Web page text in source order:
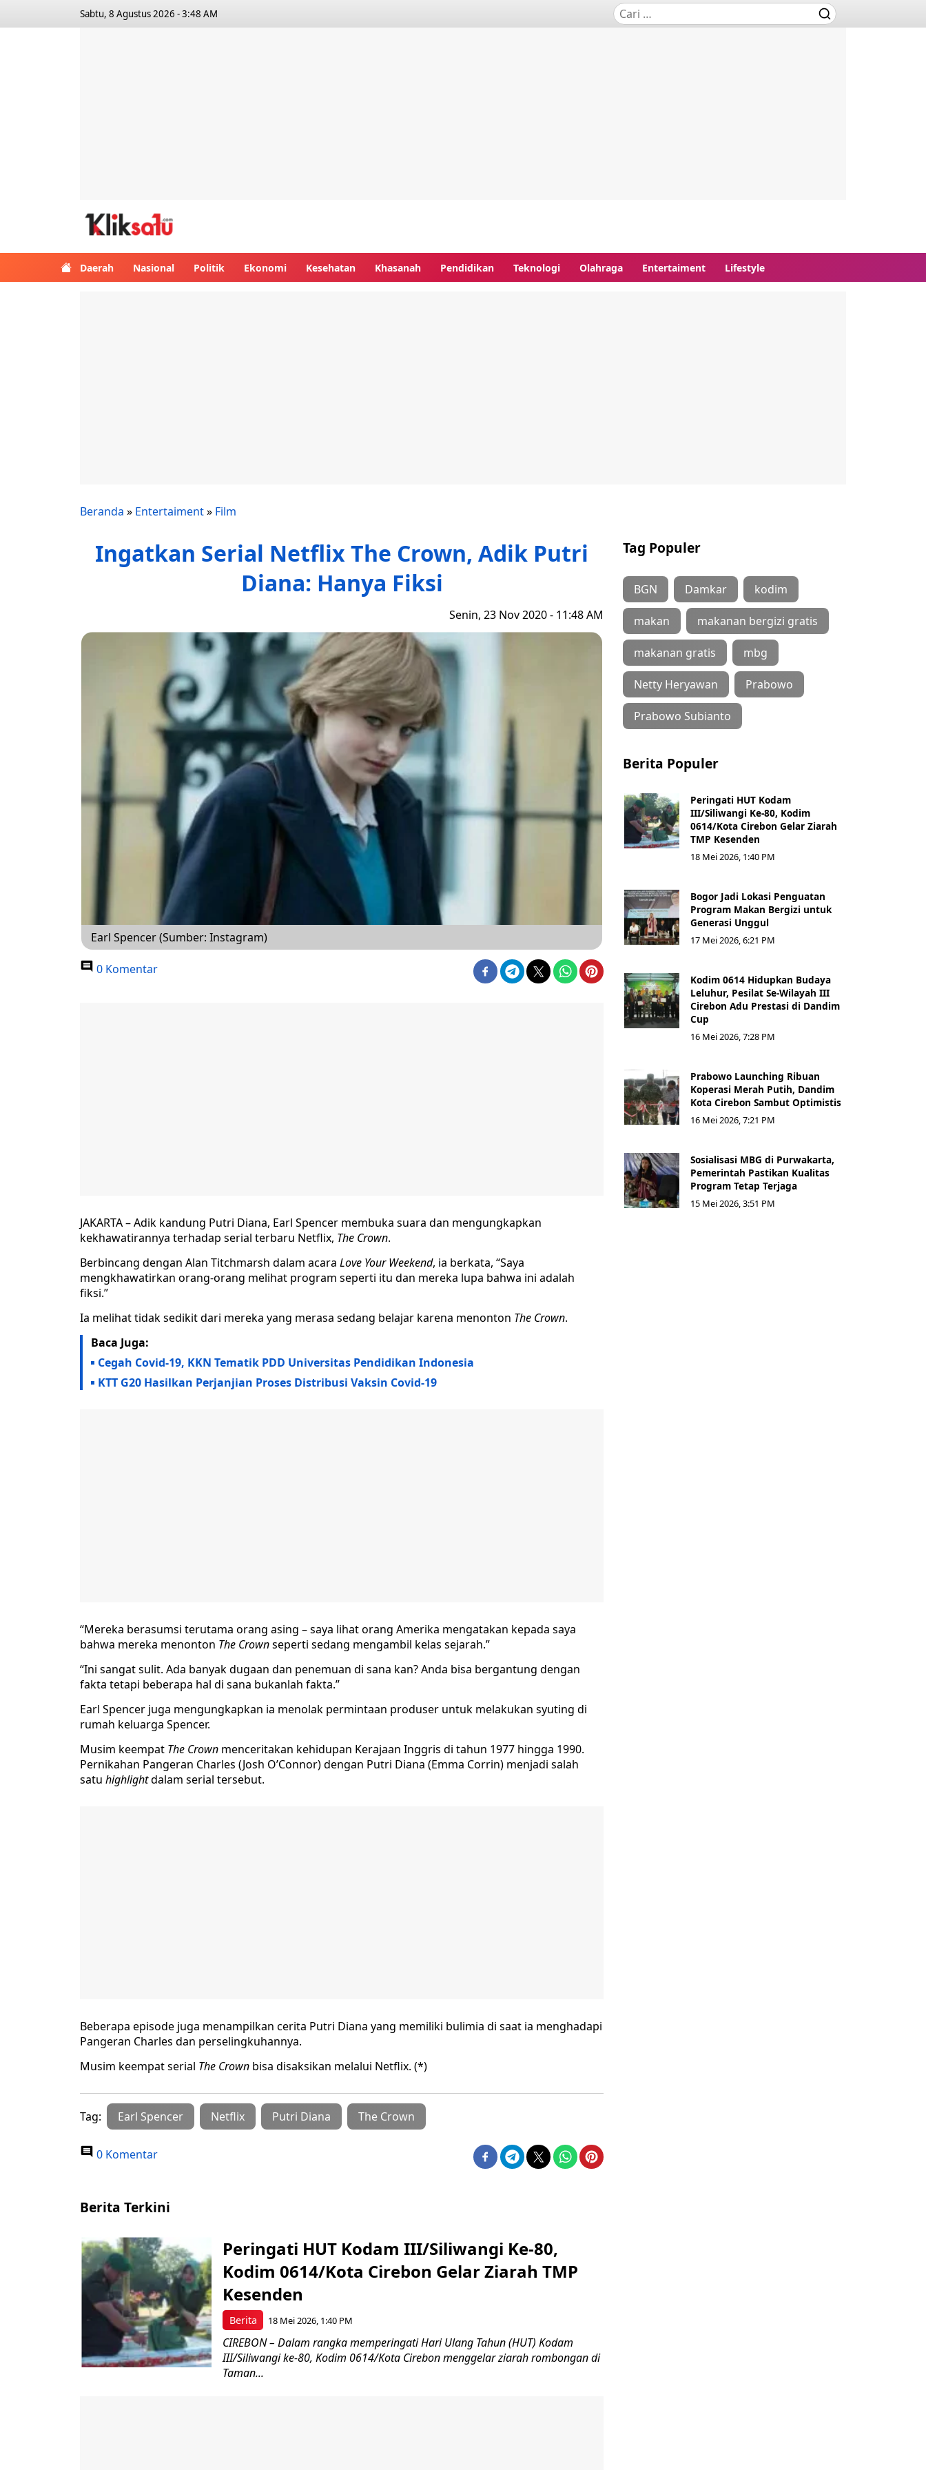
Sabtu, 8 Agustus 2026 - 3:48 AM
Daerah Nasional Politik Ekonomi Kesehatan Khasanah Pendidikan Teknologi Olahraga Entertaiment Lifestyle
Beranda » Entertaiment» Film
Ingatkan Serial Netflix The Crown, Adik Putri
Diana: Hanya Fiksi
Senin, 23 Nov 2020 - 11:48 AM
Earl Spencer (Sumber: Instagram)
0 Komentar
JAKARTA – Adik kandung Putri Diana, Earl Spencer membuka suara dan mengungkapkan
kekhawatirannya terhadap serial terbaru Netflix, The Crown.
Berbincang dengan Alan Titchmarsh dalam acara Love Your Weekend, ia berkata, “Saya
mengkhawatirkan orang-orang melihat program seperti itu dan mereka lupa bahwa ini adalah
fiksi.”
Ia melihat tidak sedikit dari mereka yang merasa sedang belajar karena menonton The Crown.
Baca Juga:
Cegah Covid-19, KKN Tematik PDD Universitas Pendidikan Indonesia
KTT G20 Hasilkan Perjanjian Proses Distribusi Vaksin Covid-19
“Mereka berasumsi terutama orang asing – saya lihat orang Amerika mengatakan kepada saya
bahwa mereka menonton The Crownseperti sedang mengambil kelas sejarah.”
“Ini sangat sulit. Ada banyak dugaan dan penemuan di sana kan? Anda bisa bergantung dengan
fakta tetapi beberapa hal di sana bukanlah fakta.”
Earl Spencer juga mengungkapkan ia menolak permintaan produser untuk melakukan syuting di
rumah keluarga Spencer.
Musim keempat The Crown menceritakan kehidupan Kerajaan Inggris di tahun 1977 hingga 1990.
Pernikahan Pangeran Charles (Josh O’Connor) dengan Putri Diana (Emma Corrin) menjadi salah
satu highlightdalam serial tersebut.
Beberapa episode juga menampilkan cerita Putri Diana yang memiliki bulimia di saat ia menghadapi
Pangeran Charles dan perselingkuhannya.
Musim keempat serial The Crown bisa disaksikan melalui Netflix. (*)
Tag: Earl Spencer Netflix Putri Diana The Crown
0 Komentar
Tag Populer
BGN Damkar kodim
makan makanan bergizi gratis
makanan gratis mbg
Netty Heryawan Prabowo
Prabowo Subianto
Berita Populer
Peringati HUT Kodam
III/Siliwangi Ke-80, Kodim
0614/Kota Cirebon Gelar Ziarah
TMP Kesenden
18 Mei 2026, 1:40 PM
Bogor Jadi Lokasi Penguatan
Program Makan Bergizi untuk
Generasi Unggul
17 Mei 2026, 6:21 PM
Kodim 0614 Hidupkan Budaya
Leluhur, Pesilat Se-Wilayah III
Cirebon Adu Prestasi di Dandim
Cup
16 Mei 2026, 7:28 PM
Prabowo Launching Ribuan
Koperasi Merah Putih, Dandim
Kota Cirebon Sambut Optimistis
16 Mei 2026, 7:21 PM
Sosialisasi MBG di Purwakarta,
Pemerintah Pastikan Kualitas
Program Tetap Terjaga
15 Mei 2026, 3:51 PM
Berita Terkini
Berita
Peringati HUT Kodam III/Siliwangi Ke-80,
Kodim 0614/Kota Cirebon Gelar Ziarah TMP
Kesenden
18 Mei 2026, 1:40 PM
CIREBON – Dalam rangka memperingati Hari Ulang Tahun (HUT) Kodam
III/Siliwangi ke-80, Kodim 0614/Kota Cirebon menggelar ziarah rombongan di
Taman...